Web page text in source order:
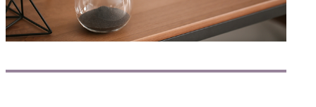
Soumettre un poste
Espace Kenova